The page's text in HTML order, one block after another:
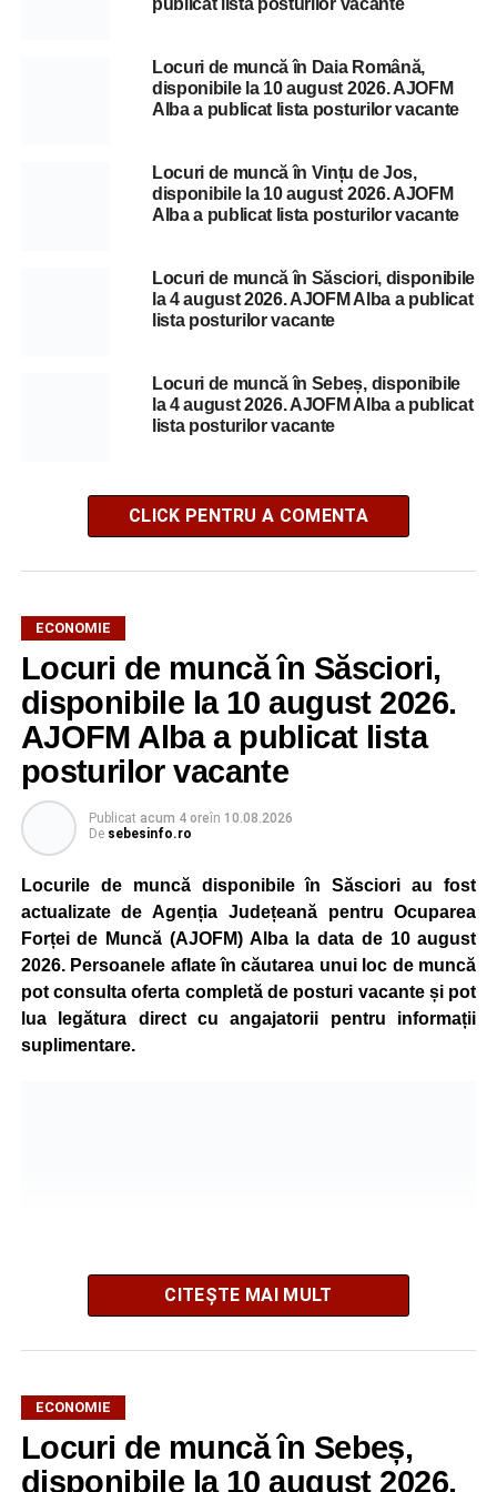
publicat lista posturilor vacante
Locuri de muncă în Daia Română,
disponibile la 10 august 2026. AJOFM
Alba a publicat lista posturilor vacante
Locuri de muncă în Vințu de Jos,
disponibile la 10 august 2026. AJOFM
Alba a publicat lista posturilor vacante
Locuri de muncă în Săsciori, disponibile
la 4 august 2026. AJOFM Alba a publicat
lista posturilor vacante
Locuri de muncă în Sebeș, disponibile
la 4 august 2026. AJOFM Alba a publicat
lista posturilor vacante
CLICK PENTRU A COMENTA
ECONOMIE
Locuri de muncă în Săsciori,
disponibile la 10 august 2026.
AJOFM Alba a publicat lista
posturilor vacante
Publicat acum 4 oreîn 10.08.2026
De sebesinfo.ro
Locurile de muncă disponibile în Săsciori au fost
actualizate de Agenția Județeană pentru Ocuparea
Forței de Muncă (AJOFM) Alba la data de 10 august
2026. Persoanele aflate în căutarea unui loc de muncă
pot consulta oferta completă de posturi vacante și pot
lua legătura direct cu angajatorii pentru informații
suplimentare.
din comuna Săsciori, valabilă la data de
Oferta cuprinde posturi din mai multe domenii de
activitate, fiind adresată atât persoanelor cu experiență,
CITEȘTE MAI MULT
ECONOMIE
Locuri de muncă în Sebeș,
disponibile la 10 august 2026.